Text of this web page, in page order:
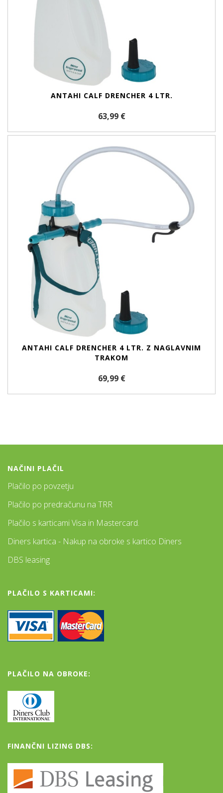
ANTAHI CALF DRENCHER 4 LTR.
63,99 €
ANTAHI CALF DRENCHER 4 LTR. Z NAGLAVNIM
TRAKOM
69,99 €
NAČINI PLAČIL
Plačilo po povzetju
Plačilo po predračunu na TRR
Plačilo s karticami Visa in Mastercard.
Diners kartica - Nakup na obroke s kartico Diners
DBS leasing
PLAČILO S KARTICAMI:
PLAČILO NA OBROKE:
FINANČNI LIZING DBS: